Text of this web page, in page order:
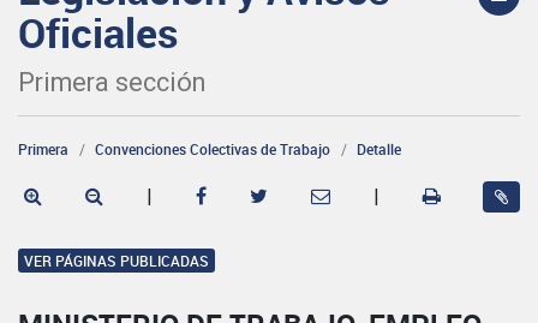
Oficiales
Primera sección
Primera Convenciones Colectivas de Trabajo Detalle
| |
VER PÁGINAS PUBLICADAS